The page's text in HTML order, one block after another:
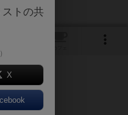
さい
トの共
X